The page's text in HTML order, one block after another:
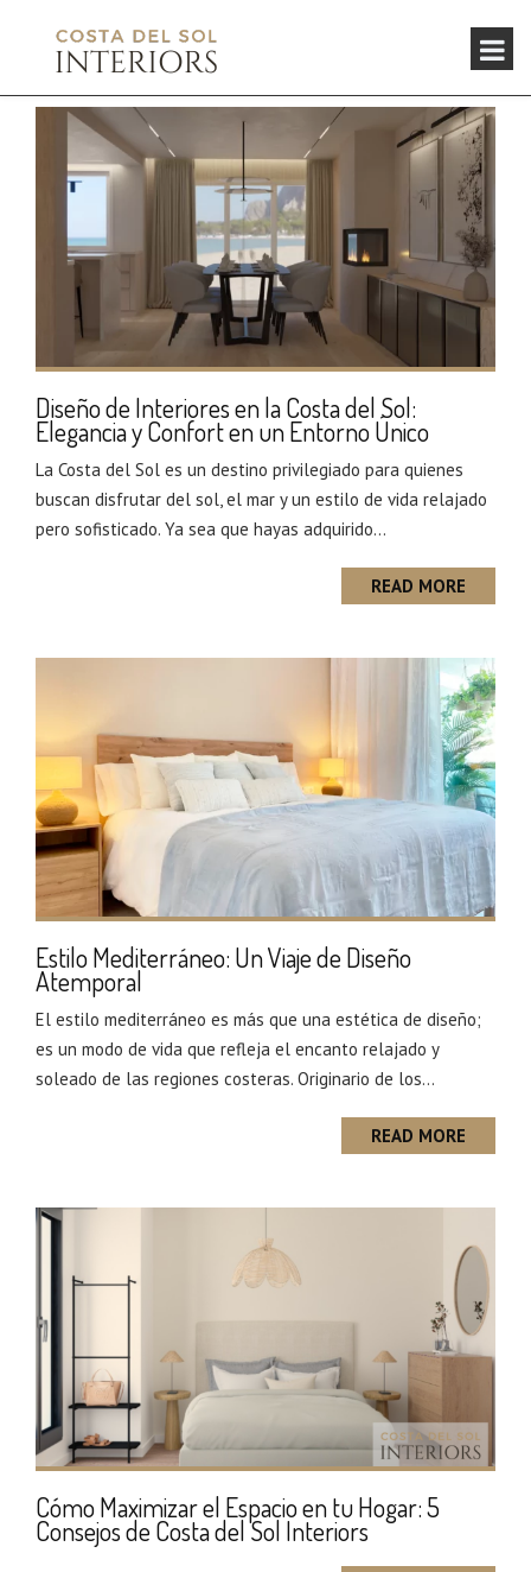
Diseño de Interiores en la Costa del Sol:
Elegancia y Confort en un Entorno Único
La Costa del Sol es un destino privilegiado para quienes
buscan disfrutar del sol, el mar y un estilo de vida relajado
pero sofisticado. Ya sea que hayas adquirido...
READ MORE
Estilo Mediterráneo: Un Viaje de Diseño
Atemporal
El estilo mediterráneo es más que una estética de diseño;
es un modo de vida que refleja el encanto relajado y
soleado de las regiones costeras. Originario de los...
READ MORE
Cómo Maximizar el Espacio en tu Hogar: 5
Consejos de Costa del Sol Interiors